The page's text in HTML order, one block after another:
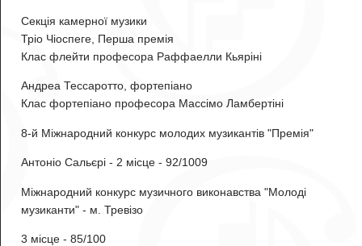
Секція камерної музики
Тріо Чіоспеге , Перша премія
Клас флейти професора Раффаелли Кьяріні
Андреа Тессаротто, фортепіано
Клас фортепіано професора Массімо Ламбертіні
8-й Міжнародний конкурс молодих музикантів "Премія"
Антоніо Сальєрі - 2 місце - 92/1009
Міжнародний конкурс музичного виконавства "Молоді
музиканти" - м. Тревізо
3 місце - 85/100